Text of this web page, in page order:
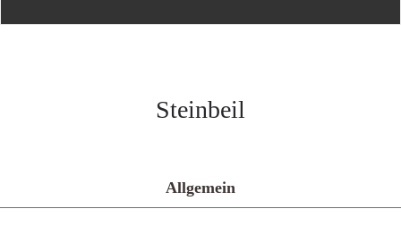
Steinbeil
Allgemein